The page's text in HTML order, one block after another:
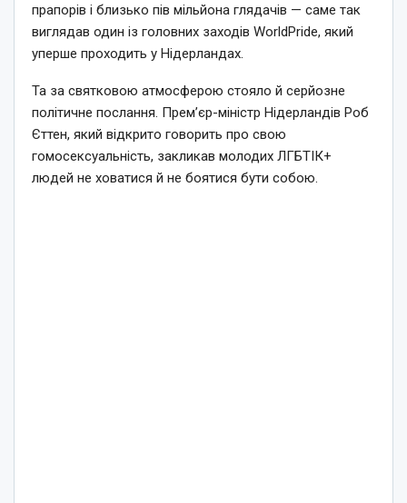
прапорів і близько пів мільйона глядачів — саме так
виглядав один із головних заходів WorldPride, який
уперше проходить у Нідерландах.
Та за святковою атмосферою стояло й серйозне
політичне послання. Прем’єр-міністр Нідерландів Роб
Єттен, який відкрито говорить про свою
гомосексуальність, закликав молодих ЛГБТІК+
людей не ховатися й не боятися бути собою.